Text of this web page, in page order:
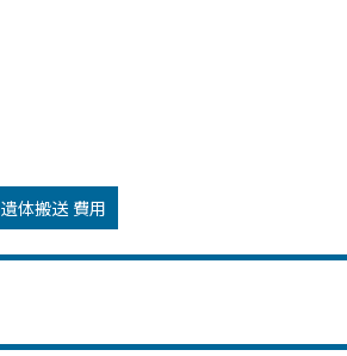
遺体搬送 費用